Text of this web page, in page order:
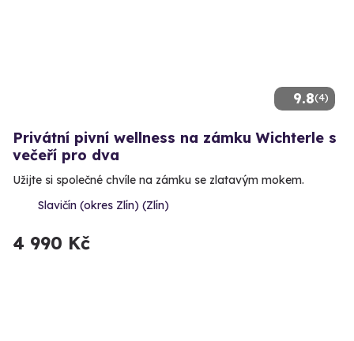
9.8(4)
Privátní pivní wellness na zámku Wichterle s
večeří pro dva
Užijte si společné chvíle na zámku se zlatavým mokem.
Slavičín (okres Zlín) (Zlín)
4 990 Kč